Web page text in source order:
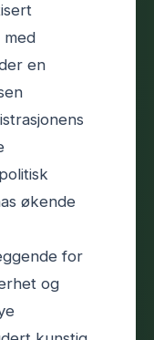
med
en
økende
for
og